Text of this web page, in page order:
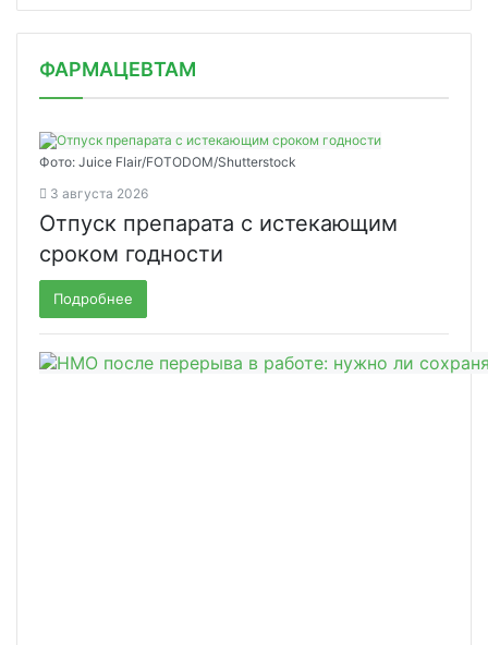
ФАРМАЦЕВТАМ
Фото: Juice Flair/FOTODOM/Shutterstoсk
3 августа 2026
Отпуск препарата с истекающим
сроком годности
Подробнее